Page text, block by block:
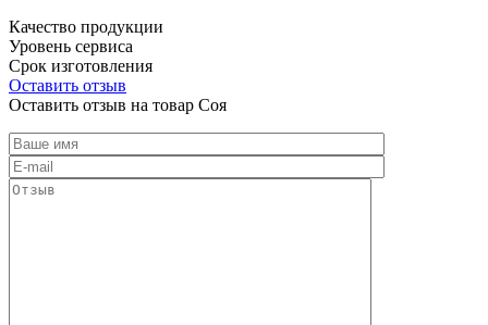
Качество продукции
Уровень сервиса
Срок изготовления
Оставить отзыв
Оставить отзыв на товар Соя